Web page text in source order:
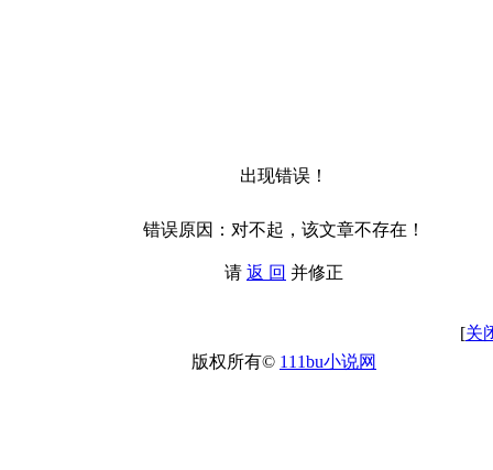
出现错误！
错误原因：对不起，该文章不存在！
请 返 回 并修正
[关
版权所有© 111bu小说网